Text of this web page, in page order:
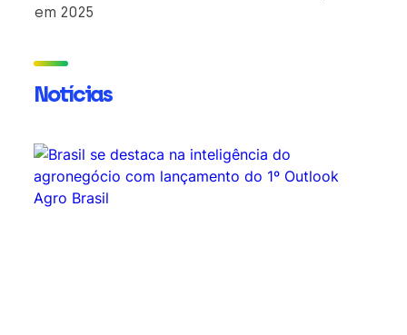
em 2025
Notícias